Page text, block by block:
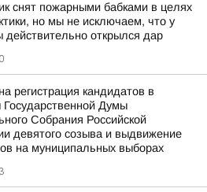
снят пожарными бабками в целях
но мы не исключаем, что у
действительно открылся дар
регистрация кандидатов в
Государственной Думы
Собрания Российской
девятого созыва и выдвижение
на муниципальных выборах